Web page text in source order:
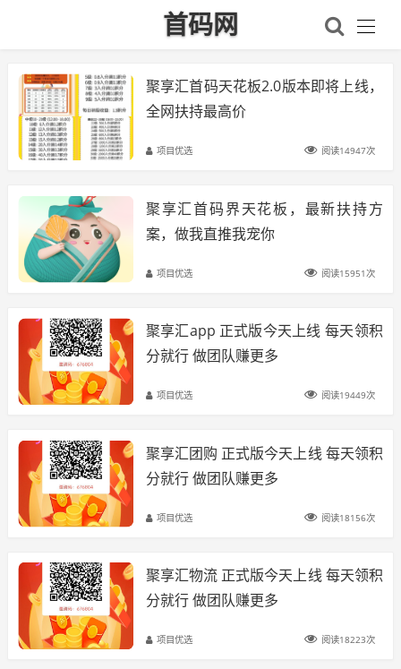
首码网
聚享汇首码天花板2.0版本即将上线，
全网扶持最高价
项目优选 阅读14947次
聚享汇首码界天花板，最新扶持方
案，做我直推我宠你
项目优选 阅读15951次
聚享汇app 正式版今天上线 每天领积
分就行 做团队赚更多
项目优选 阅读19449次
聚享汇团购 正式版今天上线 每天领积
分就行 做团队赚更多
项目优选 阅读18156次
聚享汇物流 正式版今天上线 每天领积
分就行 做团队赚更多
项目优选 阅读18223次